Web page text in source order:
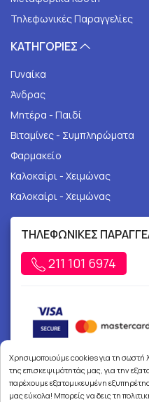
Τηλεφωνικές Παραγγελίες
ΚΑΤΗΓΟΡΙΕΣ
Γυναίκα
Άνδρας
Μητέρα - Παιδί
Βιταμίνες - Συμπληρώματα
Φαρμακείο
Καλοκαίρι - Χειμώνας
Καλοκαίρι - Χειμώνας
ΤΗΛΕΦΩΝΙΚΕΣ
211 101 6974
Χρησιμοποιούμε cookies για τη σωστή
της επισκεψιμότητάς μας, για την
παρέχουμε εξατομικευμένη
μας εύκολα! Μπορείς να δεις τη